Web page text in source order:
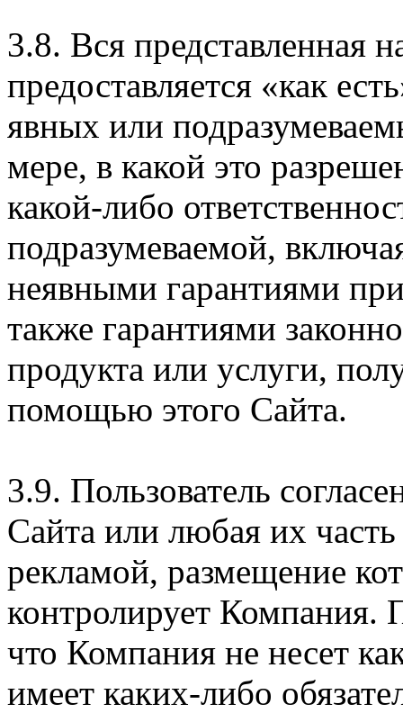
3.8. Вся представленная
предоставляется «как
явных или
мере, в какой это
какой-либо
подразумеваемой,
неявными гарантиями
также гарантиями
продукта или услуги,
помощью этого Сайта.
3.9. Пользователь
Сайта или любая их
рекламой, размещение
контролирует Компания.
что Компания не несет
имеет каких-либо